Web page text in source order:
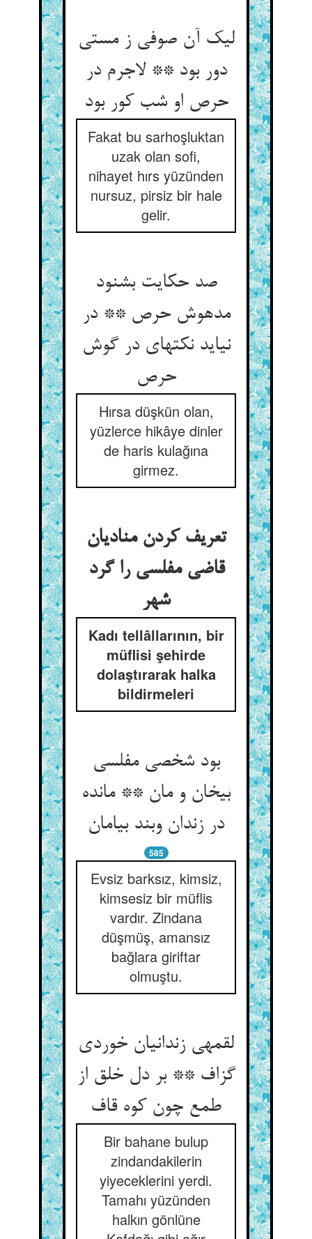
لیک آن صوفی ز مستی
دور بود ** لاجرم در
حرص او شب کور بود
Fakat bu sarhoşluktan
uzak olan sofi,
nihayet hırs yüzünden
nursuz, pirsiz bir hale
gelir.
صد حکایت بشنود
مدهوش حرص ** در
نیاید نکته‏ای در گوش
حرص‏
Hırsa düşkün olan,
yüzlerce hikâye dinler
de haris kulağına
girmez.
تعریف کردن منادیان
قاضی مفلسی را گرد
شهر
Kadı tellâllarının, bir
müflisi şehirde
dolaştırarak halka
bildirmeleri
بود شخصی مفلسی
بی‏خان و مان ** مانده
در زندان وبند بی‏امان‏
585
Evsiz barksız, kimsiz,
kimsesiz bir müflis
vardır. Zindana
düşmüş, amansız
bağlara giriftar
olmuştu.
لقمه‏ی زندانیان خوردی
گزاف ** بر دل خلق از
طمع چون کوه قاف‏
Bir bahane bulup
zindandakilerin
yiyeceklerini yerdi.
Tamahı yüzünden
halkın gönlüne